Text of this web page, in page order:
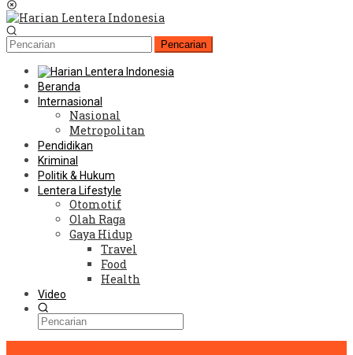
Pencarian
Beranda
Internasional
Nasional
Metropolitan
Pendidikan
Kriminal
Politik & Hukum
Lentera Lifestyle
Otomotif
Olah Raga
Gaya Hidup
Travel
Food
Health
Video